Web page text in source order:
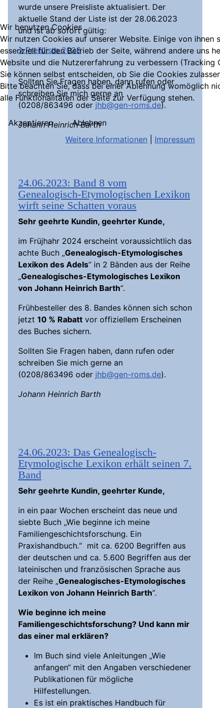
wurde unsere Preisliste aktualisiert. Der
aktuelle Stand der Liste ist der 28.06.2023
und ist ab sofort gültig:
Preisliste 2023
Sollten Sie Fragen haben, dann rufen oder
schreiben Sie mich gerne an
(0208/863496 oder jhb@gen-roms.de).
Johann Heinrich Barth
24.06.2023: Band 8 vom
Genealogisch-Etymologischen Lexikon
wirft seine Schatten voraus
Sehr geehrte Kundin, geehrter Kunde,
im Früjhahr 2024 erscheint voraussichtlich das
achte Buch „Genealogisch-Etymologisches
Lexikon des Adels“ in 2 Bänden aus der Reihe
„Genealogisches-Etymologisches Lexikon
von Johann Heinrich Barth“.
Frühbesteller des 8. Bandes können sich schon
jetzt 10 % Rabatt vor offiziellem Erscheinen
des Buches sichern.
Sollten Sie Fragen haben, dann rufen oder
schreiben Sie mich gerne an
(0208/863496 oder jhb@gen-roms.de).
Johann Heinrich Barth
24.06.2023: Das Genealogisch-
Etymologische Lexikon erhält seinen 7.
Band
Sehr geehrte Kundin, geehrter Kunde,
in ein paar Wochen erscheint das neue und
siebte Buch „Wie beginne ich meine
Familiengeschichtsforschung. Ein
Praxishandbuch.“ mit ca. 6200 Begriffen aus
der deutschen und ca. 5.600 Begriffen aus der
lateinischen und französischen Sprache aus
der Reihe „Genealogisches-Etymologisches
Lexikon von Johann Heinrich Barth“.
Wie beginne ich meine
Familiengeschichtsforschung? Und kann mir
das einer mal erklären?
Im Buch sind viele Anleitungen „Wie
anfangen“ mit den Angaben verschiedener
Publikationen für mögliche
Hilfestellungen.
Es ist ein praktisches Handbuch für
Wir benutzen Cookies
Wir nutzen Cookies auf unserer Website. Einige von ihnen
essenziell für den Betrieb der Seite, während andere uns
Website und die Nutzererfahrung zu verbessern (Tracking
Sie können selbst entscheiden, ob Sie die Cookies
Bitte beachten Sie, dass bei einer Ablehnung womöglich
alle Funktionalitäten der Seite zur Verfügung stehen.
Akzeptieren
Ablehnen
Weitere Informationen
Impressum